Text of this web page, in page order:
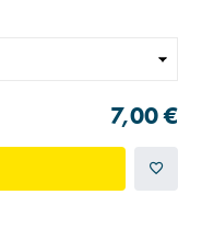
7,00 €